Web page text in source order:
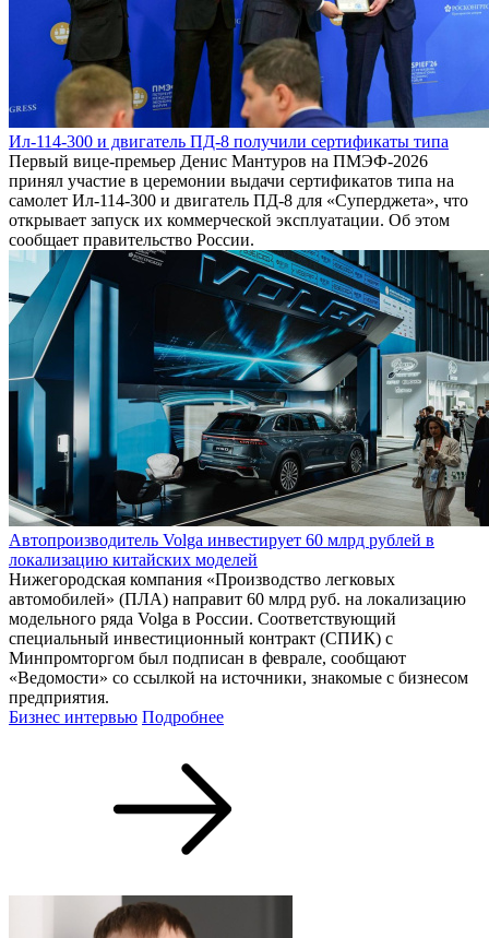
Ил-114-300 и двигатель ПД-8 получили сертификаты типа
Первый вице-премьер Денис Мантуров на ПМЭФ-2026
принял участие в церемонии выдачи сертификатов типа на
самолет Ил-114-300 и двигатель ПД-8 для «Суперджета», что
открывает запуск их коммерческой эксплуатации. Об этом
сообщает правительство России.
Автопроизводитель Volga инвестирует 60 млрд рублей в
локализацию китайских моделей
Нижегородская компания «Производство легковых
автомобилей» (ПЛА) направит 60 млрд руб. на локализацию
модельного ряда Volga в России. Соответствующий
специальный инвестиционный контракт (СПИК) с
Минпромторгом был подписан в феврале, сообщают
«Ведомости» со ссылкой на источники, знакомые с бизнесом
предприятия.
Бизнес интервью Подробнее